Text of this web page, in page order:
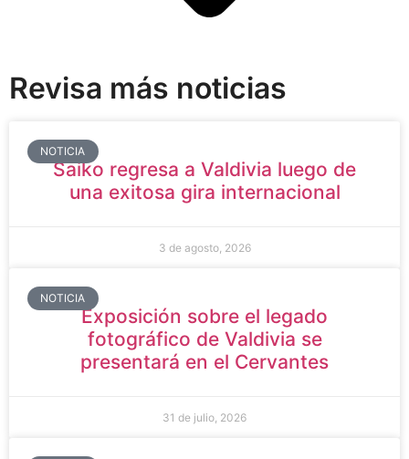
Revisa más noticias
NOTICIA
Saiko regresa a Valdivia luego de
una exitosa gira internacional
3 de agosto, 2026
NOTICIA
Exposición sobre el legado
fotográfico de Valdivia se
presentará en el Cervantes
31 de julio, 2026